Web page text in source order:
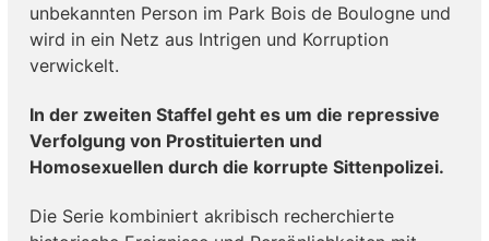
unbekannten Person im Park Bois de Boulogne und
wird in ein Netz aus Intrigen und Korruption
verwickelt.
In der zweiten Staffel geht es um die repressive
Verfolgung von Prostituierten und
Homosexuellen durch die korrupte Sittenpolizei.
Die Serie kombiniert akribisch recherchierte